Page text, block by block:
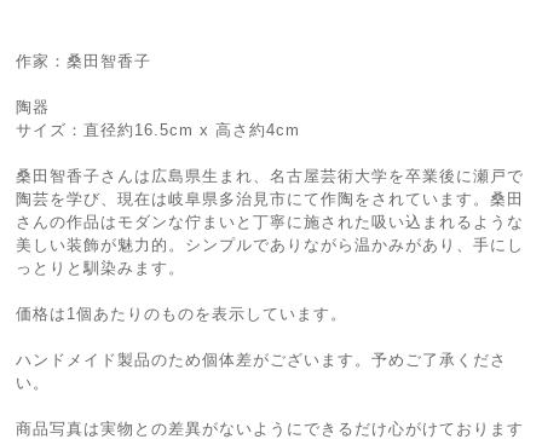
作家：桑田智香子
陶器
サイズ：直径約16.5cm x 高さ約4cm
桑田智香子さんは広島県生まれ、名古屋芸術大学を卒業後に瀬戸で
陶芸を学び、現在は岐阜県多治見市にて作陶をされています。桑田
さんの作品はモダンな佇まいと丁寧に施された吸い込まれるような
美しい装飾が魅力的。シンプルでありながら温かみがあり、手にし
っとりと馴染みます。
価格は1個あたりのものを表示しています。
ハンドメイド製品のため個体差がございます。予めご了承くださ
い。
商品写真は実物との差異がないようにできるだけ心がけております